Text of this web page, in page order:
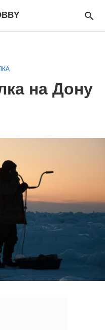
на Дону